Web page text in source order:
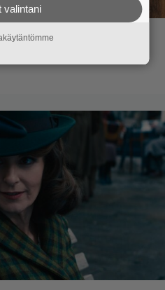
löysivät yhteyden
valintani